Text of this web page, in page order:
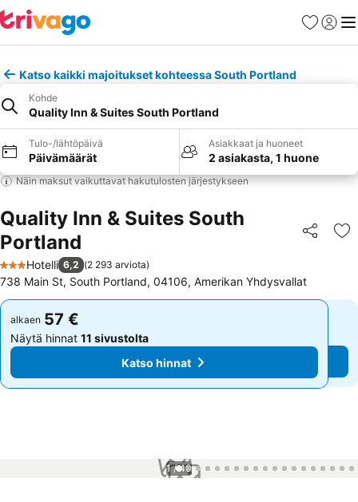
Suosikit
Katso kaikki majoitukset kohteessa South Portland
Kohde
Quality Inn & Suites South Portland
Tulo-/lähtöpäivä
Päivämäärät
Asiakkaat ja huoneet
2 asiakasta, 1 huone
Näin maksut vaikuttavat hakutulosten järjestykseen
Quality Inn & Suites South
Portland
Jaa
3 Tähtiluokitus
Hotelli 6,2 (2 293 arviota)
738 Main St, South Portland, 04106, Amerikan Yhdysvallat
alkaen 57 €
Näytä hinnat 11 sivustolta
Katso hinnat
alkaen 57 €
Näytä hinnat 11 sivustolta
Katso hinnat
1 / 40